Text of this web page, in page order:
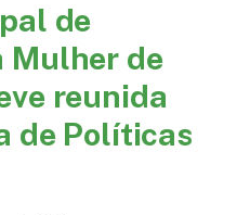
de
Mulher de
reunida
de Políticas